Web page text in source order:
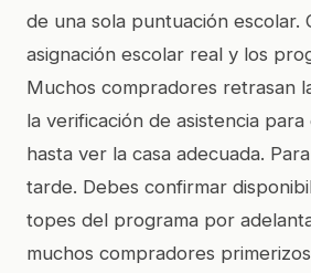
de una sola puntuación escolar.
asignación escolar real y los
Muchos compradores retrasan
la verificación de asistencia para
hasta ver la casa adecuada.
tarde. Debes confirmar
topes del programa por
muchos compradores